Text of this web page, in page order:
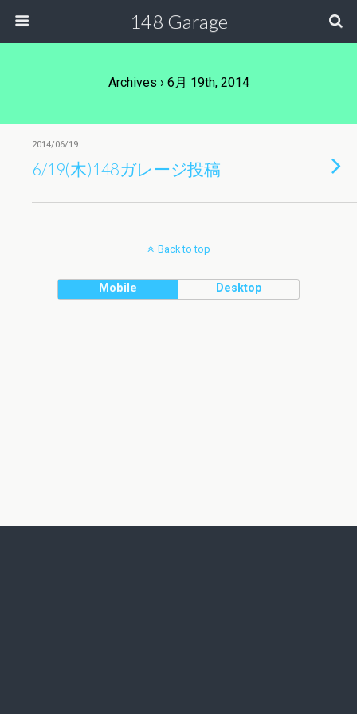
148 Garage
Archives › 6月 19th, 2014
2014/06/19
6/19(木)148ガレージ投稿
Back to top
Mobile Desktop